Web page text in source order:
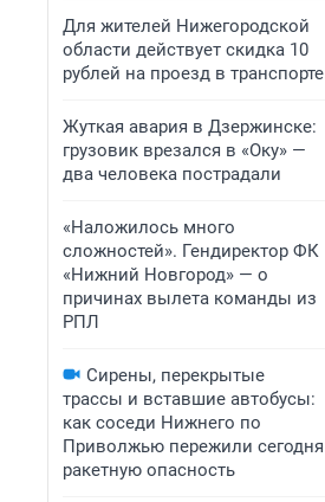
Для жителей Нижегородской
области действует скидка 10
рублей на проезд в транспорте
Жуткая авария в Дзержинске:
грузовик врезался в «Оку» —
два человека пострадали
«Наложилось много
сложностей». Гендиректор ФК
«Нижний Новгород» — о
причинах вылета команды из
РПЛ
Сирены, перекрытые
трассы и вставшие автобусы:
как соседи Нижнего по
Приволжью пережили сегодня
ракетную опасность